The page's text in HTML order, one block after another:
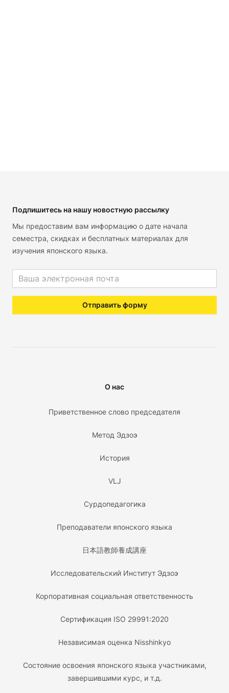
Подпишитесь на нашу новостную рассылку
Мы предоставим вам информацию о дате начала
семестра, скидках и бесплатных материалах для
изучения японского языка.
Email address
Отправить форму
О нас
Приветственное слово председателя
Метод Эдзоэ
История
VLJ
Сурдопедагогика
Преподаватели японского языка
日本語教師養成講座
Исследовательский Институт Эдзоэ
Корпоративная социальная ответственность
Сертификация ISO 29991:2020
Независимая оценка Nisshinkyo
Состояние освоения японского языка участниками,
завершившими курс, и т.д.